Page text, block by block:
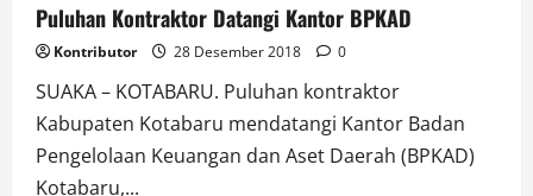
Puluhan Kontraktor Datangi Kantor BPKAD
Kontributor 28 Desember 2018 0
SUAKA – KOTABARU. Puluhan kontraktor
Kabupaten Kotabaru mendatangi Kantor Badan
Pengelolaan Keuangan dan Aset Daerah (BPKAD)
Kotabaru,...